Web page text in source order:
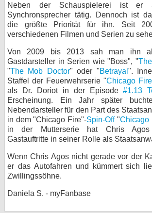
Neben der Schauspielerei ist er
Synchronsprecher tätig. Dennoch ist
die größte Priorität für ihn. Seit
verschiedenen Filmen und Serien zu
Von 2009 bis 2013 sah man ihn
Gastdarsteller in Serien wie "Boss", "
"The Mob Doctor" oder "Betrayal ".
Staffel der Feuerwehrserie "Chicago Fire
als Dr. Doriot in der Episode#1.13
Erscheinung. Ein Jahr später
Nebendarsteller für den Part des
in dem "Chicago Fire"-Spin-Off"Chicago
in der Mutterserie hat Chris
Gastauftritte in seiner Rolle als
Wenn Chris Agos nicht gerade vor der
er das Autofahren und kümmert sich
Zwillingssöhne.
Daniela S. - myFanbase
SERVICE
Gewinnspiele
bei X
bei Facebook
Kontakt
Datenschutz